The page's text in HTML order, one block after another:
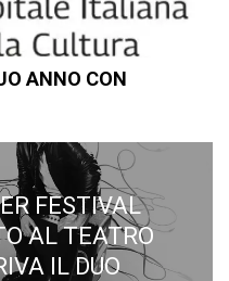
ANNO CON
FESTIVAL
AL TEATRO
IL DUO